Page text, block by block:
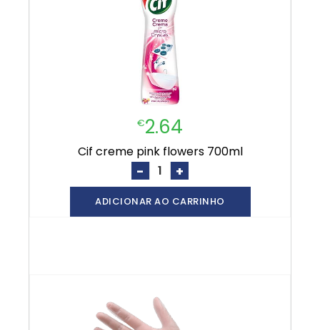
€2.64
cif creme pink flowers 700ml
- +
ADICIONAR AO CARRINHO